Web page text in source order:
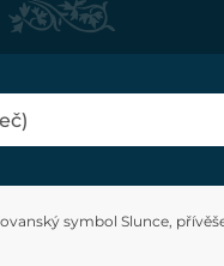
symbol Slunce,